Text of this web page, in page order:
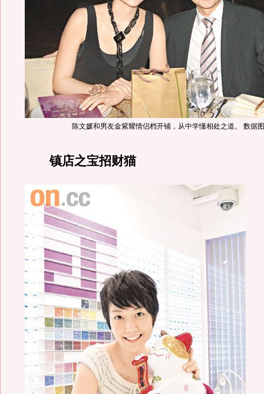
陈文媛和男友金紫耀情侣档开铺，从中学懂相处之道。 数据
镇店之宝招财猫